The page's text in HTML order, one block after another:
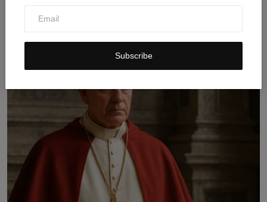
Subscribe
Laut Ma...
Jul 31, 2026 0